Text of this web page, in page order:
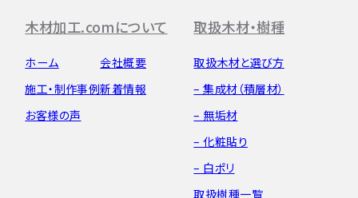
木材加工.comについて
ホーム
施工・制作事例
お客様の声
会社概要
新着情報
取扱木材・樹種
取扱木材と選び方
– 集成材（積層材）
– 無垢材
– 化粧貼り
– 白ポリ
取扱樹種一覧